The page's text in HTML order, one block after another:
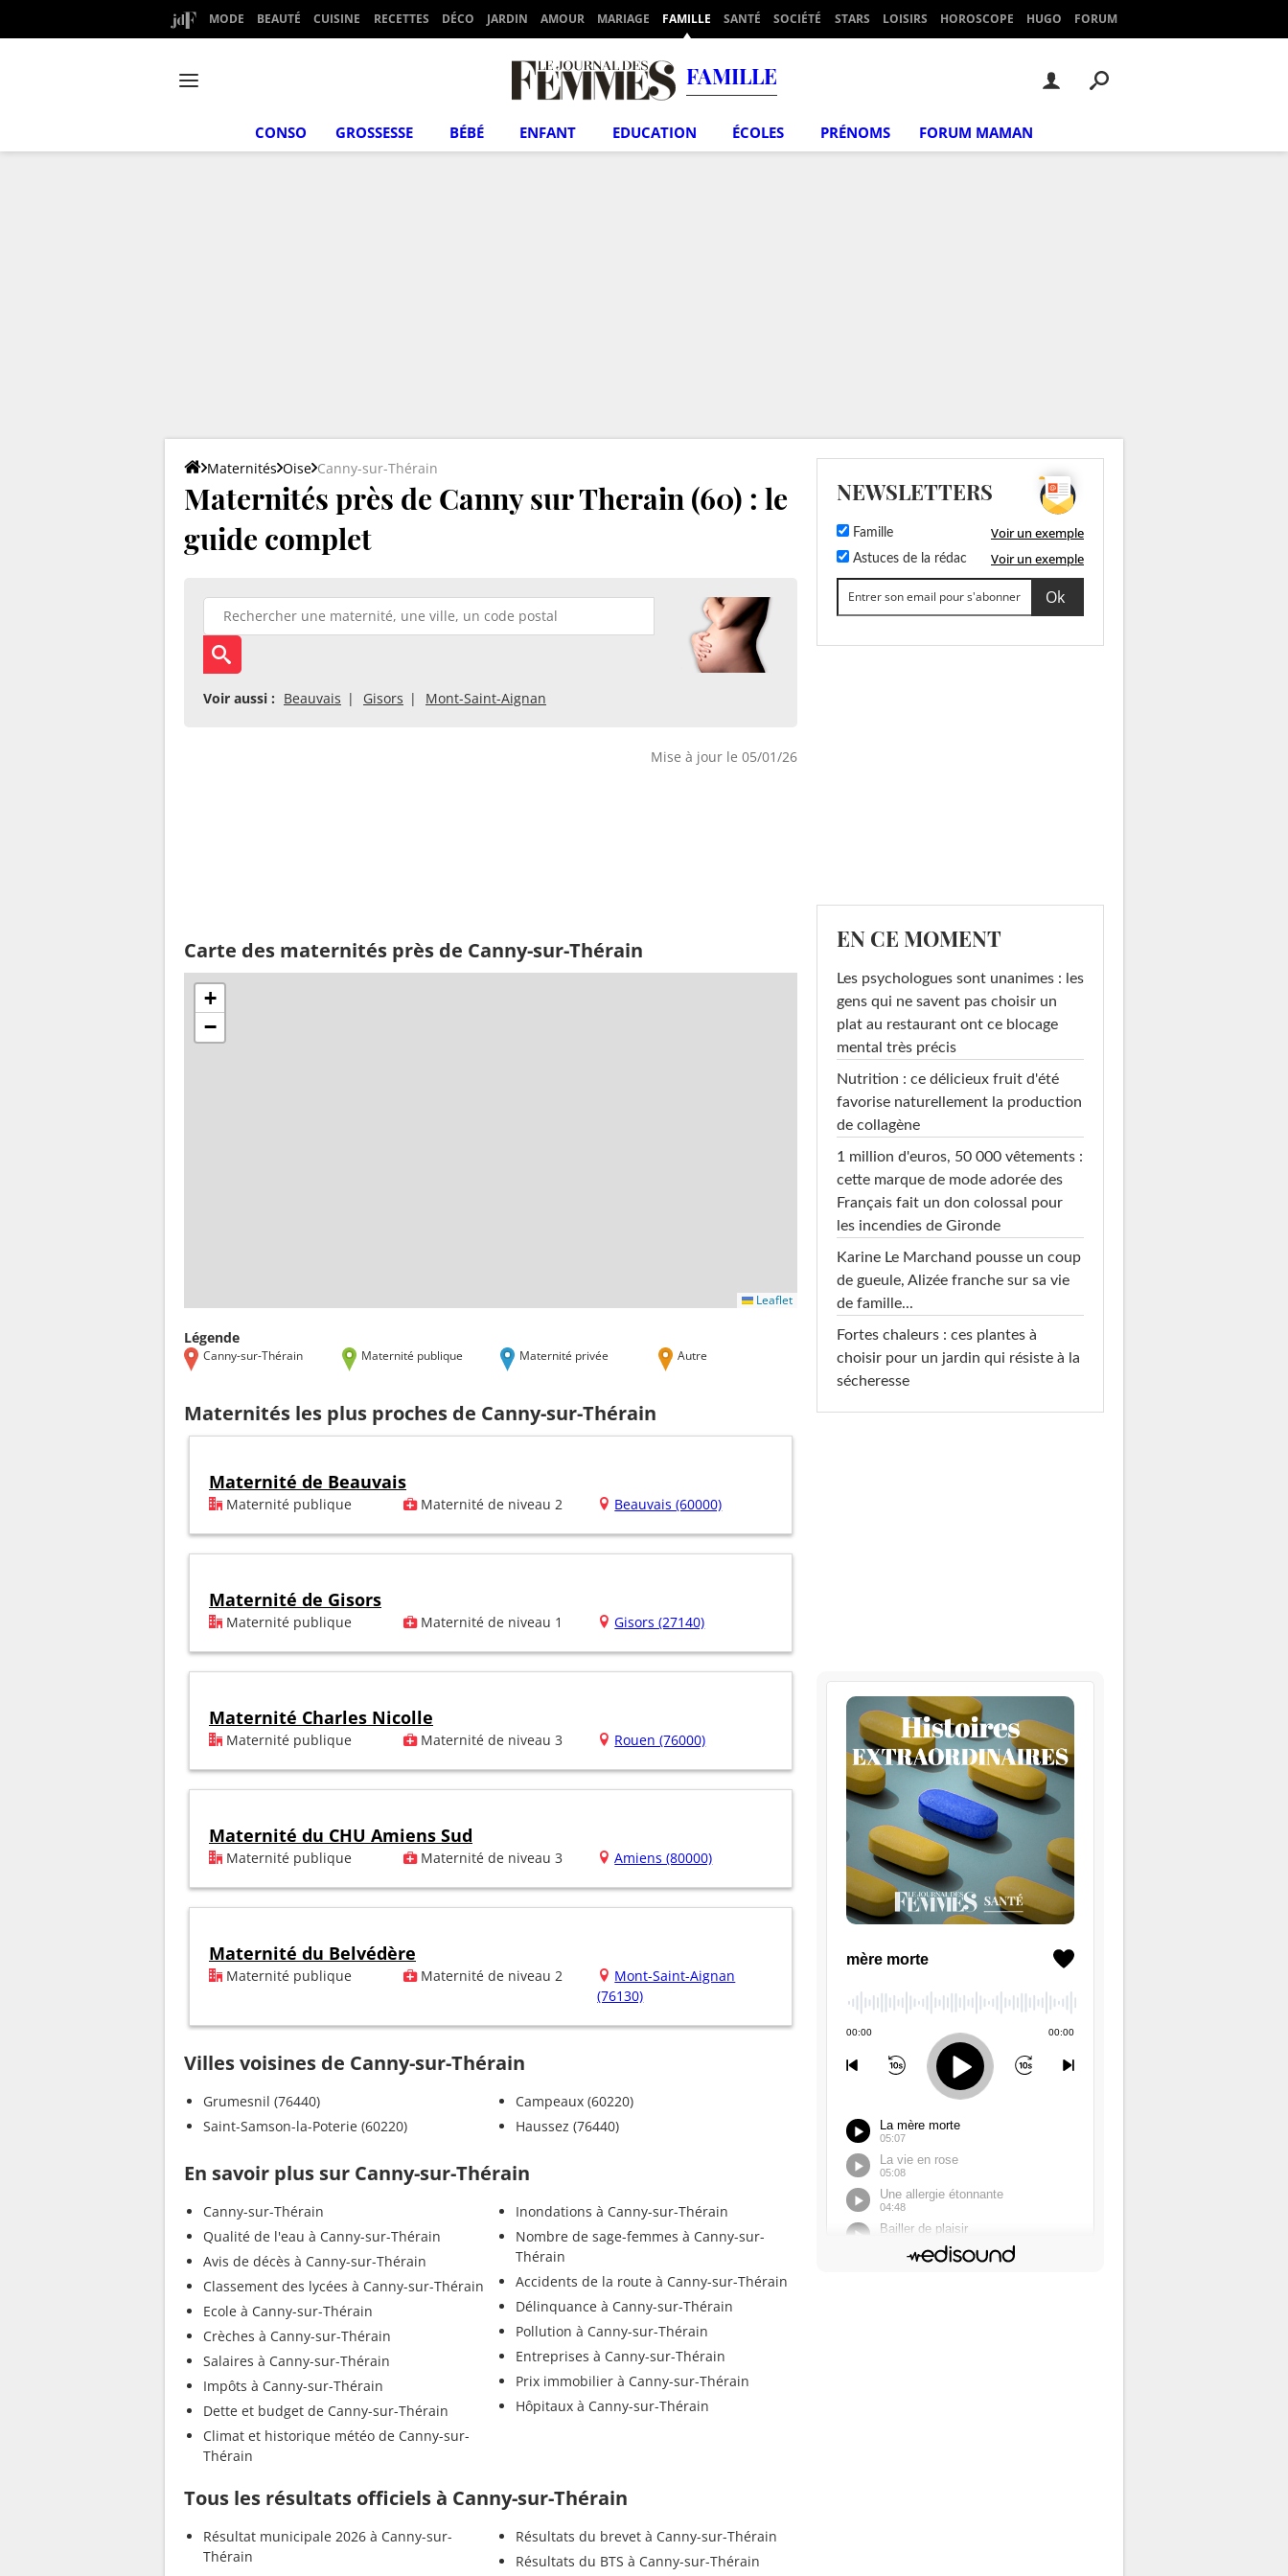
MODE BEAUTÉ CUISINE RECETTES DÉCO JARDIN AMOUR MARIAGE FAMILLE SANTÉ SOCIÉTÉ STARS LOISIRS HOROSCOPE HUGO FORUM
FAMILLE
CONSO GROSSESSE BÉBÉ ENFANT EDUCATION ÉCOLES PRÉNOMS FORUM MAMAN
Maternités Oise Canny-sur-Thérain
Maternités près de Canny sur Therain (60) : le
guide complet
Voir aussi : Beauvais Gisors Mont-Saint-Aignan
Mise à jour le 05/01/26
Carte des maternités près de Canny-sur-Thérain
+
−
Leaflet
Légende
Canny-sur-Thérain Maternité publique Maternité privée Autre
Maternités les plus proches de Canny-sur-Thérain
Maternité de Beauvais
Maternité publique Maternité de niveau 2 Beauvais (60000)
Maternité de Gisors
Maternité publique Maternité de niveau 1 Gisors (27140)
Maternité Charles Nicolle
Maternité publique Maternité de niveau 3 Rouen (76000)
Maternité du CHU Amiens Sud
Maternité publique Maternité de niveau 3 Amiens (80000)
Maternité du Belvédère
Maternité publique Maternité de niveau 2
Mont-Saint-Aignan
(76130)
Villes voisines de Canny-sur-Thérain
Grumesnil (76440)
Saint-Samson-la-Poterie (60220)
Campeaux (60220)
Haussez (76440)
En savoir plus sur Canny-sur-Thérain
Canny-sur-Thérain
Qualité de l'eau à Canny-sur-Thérain
Avis de décès à Canny-sur-Thérain
Classement des lycées à Canny-sur-Thérain
Ecole à Canny-sur-Thérain
Crèches à Canny-sur-Thérain
Salaires à Canny-sur-Thérain
Impôts à Canny-sur-Thérain
Dette et budget de Canny-sur-Thérain
Climat et historique météo de Canny-sur-
Thérain
Inondations à Canny-sur-Thérain
Nombre de sage-femmes à Canny-sur-
Thérain
Accidents de la route à Canny-sur-Thérain
Délinquance à Canny-sur-Thérain
Pollution à Canny-sur-Thérain
Entreprises à Canny-sur-Thérain
Prix immobilier à Canny-sur-Thérain
Hôpitaux à Canny-sur-Thérain
Tous les résultats officiels à Canny-sur-Thérain
Résultat municipale 2026 à Canny-sur-
Thérain
Résultats du brevet à Canny-sur-Thérain
Résultats du BTS à Canny-sur-Thérain
NEWSLETTERS
Famille Voir un exemple
Astuces de la rédac Voir un exemple
EN CE MOMENT
Les psychologues sont unanimes : les
gens qui ne savent pas choisir un
plat au restaurant ont ce blocage
mental très précis
Nutrition : ce délicieux fruit d'été
favorise naturellement la production
de collagène
1 million d'euros, 50 000 vêtements :
cette marque de mode adorée des
Français fait un don colossal pour
les incendies de Gironde
Karine Le Marchand pousse un coup
de gueule, Alizée franche sur sa vie
de famille...
Fortes chaleurs : ces plantes à
choisir pour un jardin qui résiste à la
sécheresse